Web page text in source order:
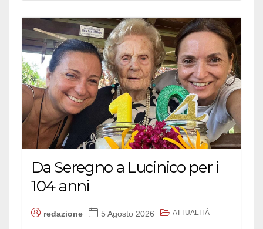
Da Seregno a Lucinico per i
104 anni
redazione 5 Agosto 2026 ATTUALITÀ